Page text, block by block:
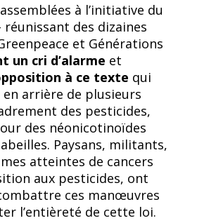
à l’initiative du
des dizaines
et Générations
un cri d’alarme et
à ce texte qui
arrière de plusieurs
des pesticides,
des néonicotinoïdes
Paysans, militants,
atteintes de cancers
aux pesticides, ont
ces manœuvres
l’entièreté de cette loi.